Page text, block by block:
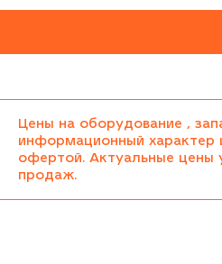
Цены на оборудование ,
информационный характер
офертой. Актуальные цены
продаж.